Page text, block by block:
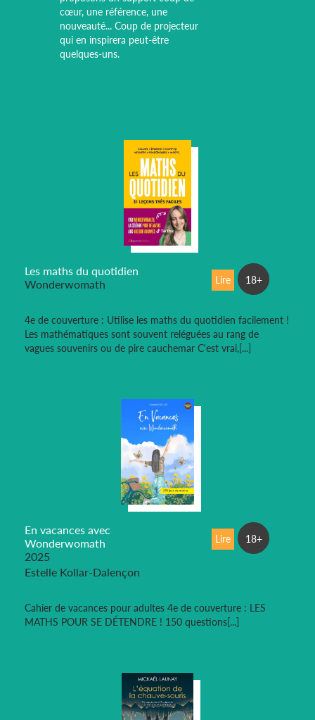
cœur, une référence, une
nouveauté... Coup de projecteur
qui en inspirera peut-être
quelques-uns.
Les maths du quotidien
Wonderwomath
4e de couverture : Utilise les maths du quotidien facilement !
Les mathématiques sont souvent reléguées au rang de
vagues souvenirs ou de pire cauchemar C'est vrai,[...]
Lire 18+
En vacances avec
Wonderwomath
2025
Estelle Kollar-Dalençon
Cahier de vacances pour adultes 4e de couverture : LES
MATHS POUR SE DÉTENDRE ! 150 questions[...]
Lire 18+